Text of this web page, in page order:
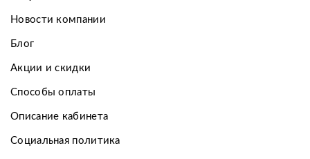
Новости компании
Блог
Акции и скидки
Способы оплаты
Описание кабинета
Социальная политика